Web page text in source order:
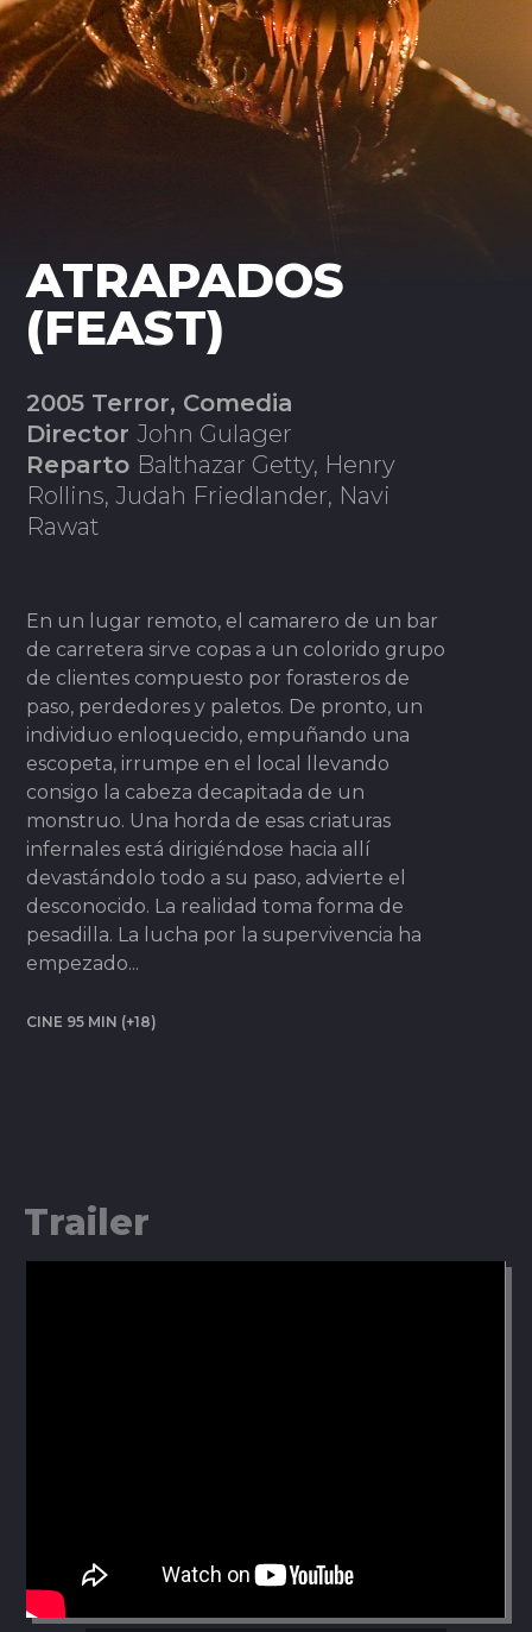
ATRAPADOS
(FEAST)
2005 Terror, Comedia
DirectorJohn Gulager
Reparto Balthazar Getty, Henry
Rollins, Judah Friedlander, Navi
Rawat
En un lugar remoto, el camarero de un bar
de carretera sirve copas a un colorido grupo
de clientes compuesto por forasteros de
paso, perdedores y paletos. De pronto, un
individuo enloquecido, empuñando una
escopeta, irrumpe en el local llevando
consigo la cabeza decapitada de un
monstruo. Una horda de esas criaturas
infernales está dirigiéndose hacia allí
devastándolo todo a su paso, advierte el
desconocido. La realidad toma forma de
pesadilla. La lucha por la supervivencia ha
empezado...
CINE 95 MIN (+18)
Trailer